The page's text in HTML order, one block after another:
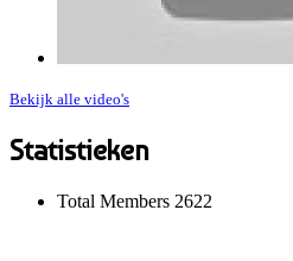
Bekijk alle video's
Statistieken
Total Members 2622